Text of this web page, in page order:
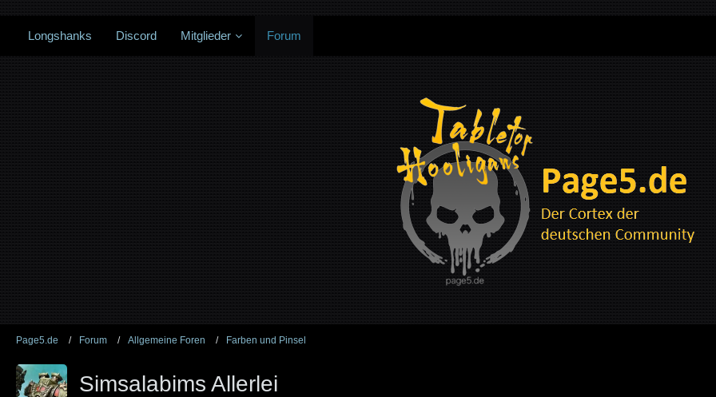
Longshanks Discord Mitglieder Forum
Page5.de Forum Allgemeine Foren Farben und Pinsel
Simsalabims Allerlei